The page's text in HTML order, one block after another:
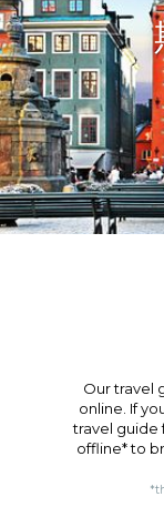
Our travel
online. If
travel guide
offline* to